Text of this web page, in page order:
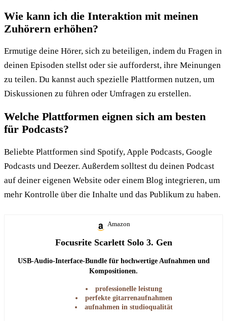
Wie kann ich die Interaktion mit meinen
Zuhörern erhöhen?
Ermutige deine Hörer, sich zu beteiligen, indem du Fragen in
deinen Episoden stellst oder sie aufforderst, ihre Meinungen
zu teilen. Du kannst auch spezielle Plattformen nutzen, um
Diskussionen zu führen oder Umfragen zu erstellen.
Welche Plattformen eignen sich am besten
für Podcasts?
Beliebte Plattformen sind Spotify, Apple Podcasts, Google
Podcasts und Deezer. Außerdem solltest du deinen Podcast
auf deiner eigenen Website oder einem Blog integrieren, um
mehr Kontrolle über die Inhalte und das Publikum zu haben.
Amazon
Focusrite Scarlett Solo 3. Gen
USB-Audio-Interface-Bundle für hochwertige Aufnahmen und
Kompositionen.
professionelle leistung
perfekte gitarrenaufnahmen
aufnahmen in studioqualität